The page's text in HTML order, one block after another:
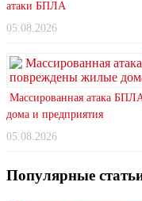
атаки БПЛА
05.08.2026
Массированная атака
дома и предприятия
05.08.2026
Популярные